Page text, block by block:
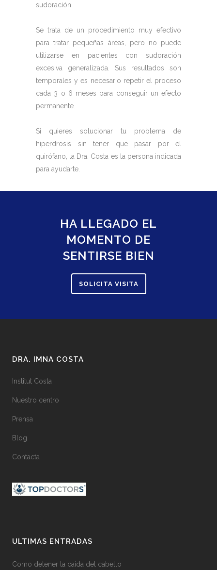
sudoración.
Se trata de un procedimiento muy efectivo
para tratar pequeñas áreas, pero no puede
utilizarse en pacientes con sudoración
excesiva generalizada. Sus resultados son
temporales y es necesario repetir el proceso
cada 3 o 6 meses para conseguir un efecto
permanente.
Si quieres solucionar tu problema de
hiperdrosis sin tener que pasar por el
quirófano, la Dra. Costa es la persona indicada
para ayudarte.
HA LLEGADO EL
MOMENTO DE
SENTIRSE BIEN
SOLICITA VISITA
DRA. IMNA COSTA
Institut Costa
Nuestro centro
Prensa
Blog
Contacta
ULTIMAS ENTRADAS
Como detener la caída del cabello